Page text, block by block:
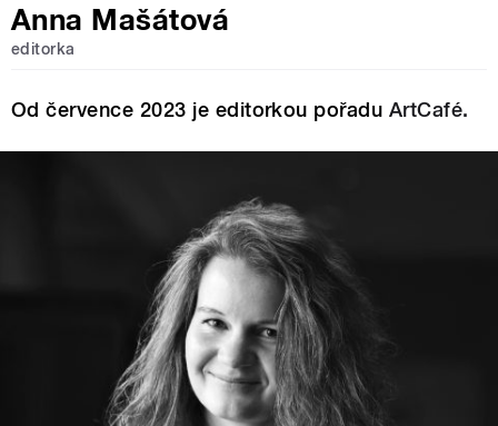
Anna Mašátová
editorka
Od července 2023 je editorkou pořadu ArtCafé.